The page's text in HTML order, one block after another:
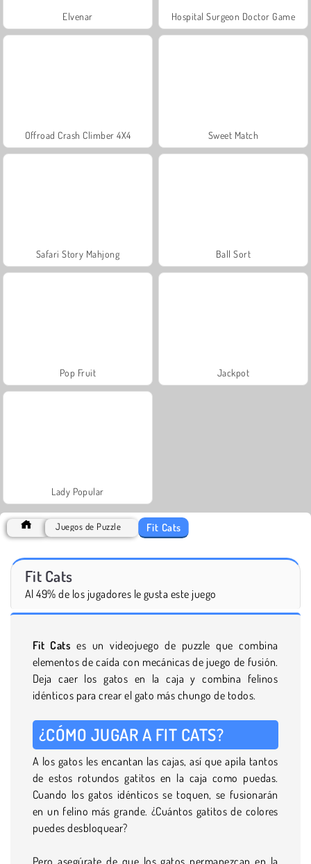
Elvenar Hospital Surgeon Doctor Game
Offroad Crash Climber 4X4 Sweet Match
Safari Story Mahjong Ball Sort
Pop Fruit Jackpot
Lady Popular
Juegos de Puzzle Fit Cats
Fit Cats
Al 49% de los jugadores le gusta este juego
Fit Catses un videojuego de puzzle que combina
elementos de caída con mecánicas de juego de fusión.
Deja caer los gatos en la caja y combina felinos
idénticos para crear el gato más chungo de todos.
¿CÓMO JUGAR A FIT CATS?
A los gatos les encantan las cajas, así que apila tantos
de estos rotundos gatitos en la caja como puedas.
Cuando los gatos idénticos se toquen, se fusionarán
en un felino más grande. ¿Cuántos gatitos de colores
puedes desbloquear?
Pero asegúrate de que los gatos permanezcan en la